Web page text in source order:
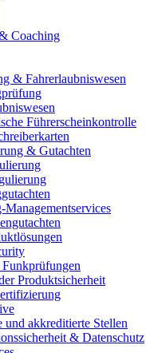
Coaching
& Fahrerlaubniswesen
Führerscheinkontrolle
& Gutachten
Managementservices
Produktsicherheit
und akkreditierte Stellen
& Datenschutz